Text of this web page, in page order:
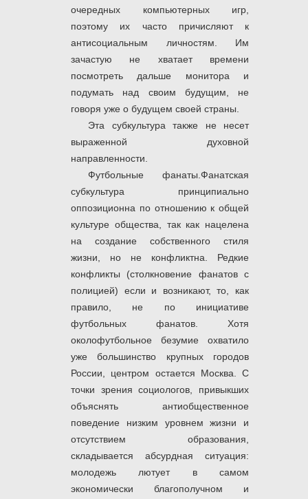
очередных компьютерных игр,
поэтому их часто причисляют к
антисоциальным личностям. Им
зачастую не хватает времени
посмотреть дальше монитора и
подумать над своим будущим, не
говоря уже о будущем своей страны.
Эта субкультура также не несет
выраженной духовной
направленности.
Футбольные фанаты.Фанатская
субкультура принципиально
оппозиционна по отношению к общей
культуре общества, так как нацелена
на создание собственного стиля
жизни, но не конфликтна. Редкие
конфликты (столкновение фанатов с
полицией) если и возникают, то, как
правило, не по инициативе
футбольных фанатов. Хотя
околофутбольное безумие охватило
уже большинство крупных городов
России, центром остается Москва. С
точки зрения социологов, привыкших
объяснять антиобщественное
поведение низким уровнем жизни и
отсутствием образования,
складывается абсурдная ситуация:
молодежь лютует в самом
экономически благополучном и